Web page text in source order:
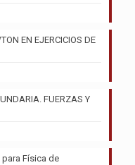
EN EJERCICIOS DE
FUERZAS Y
Física de